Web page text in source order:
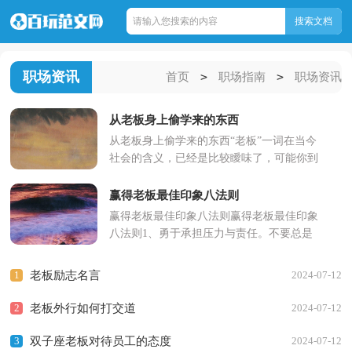
职场资讯 首页 > 职场指南 > 职场资讯
从老板身上偷学来的东西
从老板身上偷学来的东西“老板”一词在当今
社会的含义，已经是比较瞹味了，可能你到
有的行政机关，也管上...
赢得老板最佳印象八法则
赢得老板最佳印象八法则赢得老板最佳印象
八法则1、勇于承担压力与责任。不要总是
1 老板励志名言 2024-07-12
2 老板外行如何打交道 2024-07-12
3 双子座老板对待员工的态度 2024-07-12